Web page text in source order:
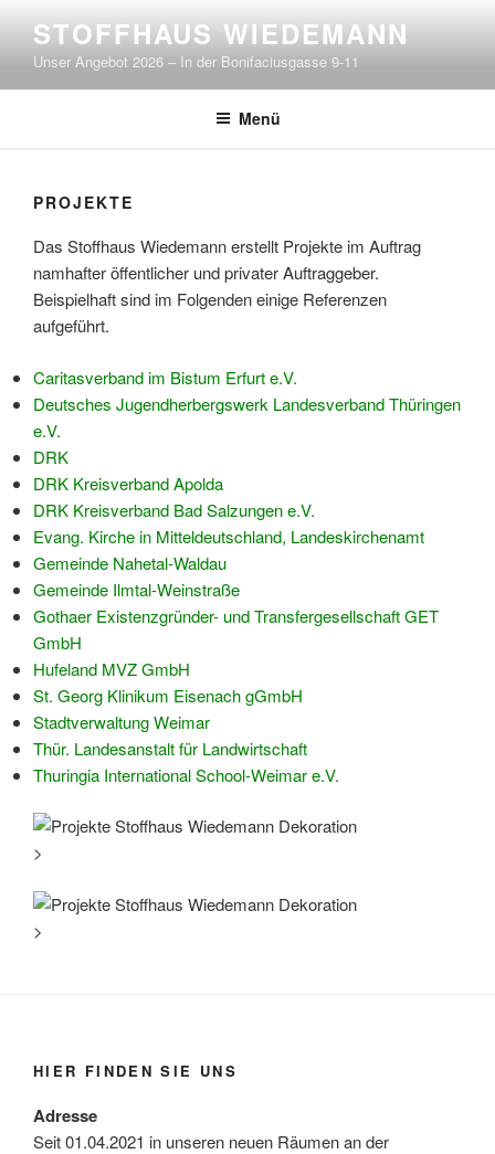
Inhalt
springen
STOFFHAUS WIEDEMANN
Unser Angebot 2026 – In der Bonifaciusgasse 9-11
Menü
PROJEKTE
Das Stoffhaus Wiedemann erstellt Projekte im Auftrag
namhafter öffentlicher und privater Auftraggeber.
Beispielhaft sind im Folgenden einige Referenzen
aufgeführt.
Caritasverband im Bistum Erfurt e.V.
Deutsches Jugendherbergswerk Landesverband Thüringen
e.V.
DRK
DRK Kreisverband Apolda
DRK Kreisverband Bad Salzungen e.V.
Evang. Kirche in Mitteldeutschland, Landeskirchenamt
Gemeinde Nahetal-Waldau
Gemeinde Ilmtal-Weinstraße
Gothaer Existenzgründer- und Transfergesellschaft GET
GmbH
Hufeland MVZ GmbH
St. Georg Klinikum Eisenach gGmbH
Stadtverwaltung Weimar
Thür. Landesanstalt für Landwirtschaft
Thuringia International School-Weimar e.V.
>
>
HIER FINDEN SIE UNS
Adresse
Seit 01.04.2021 in unseren neuen Räumen an der